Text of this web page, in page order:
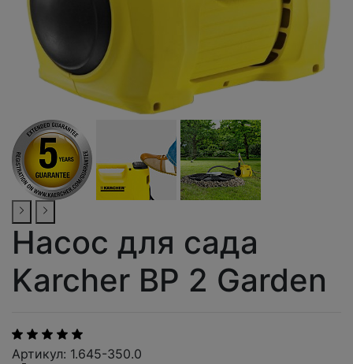
Насос для сада
Karcher BP 2 Garden
Артикул: 1.645-350.0